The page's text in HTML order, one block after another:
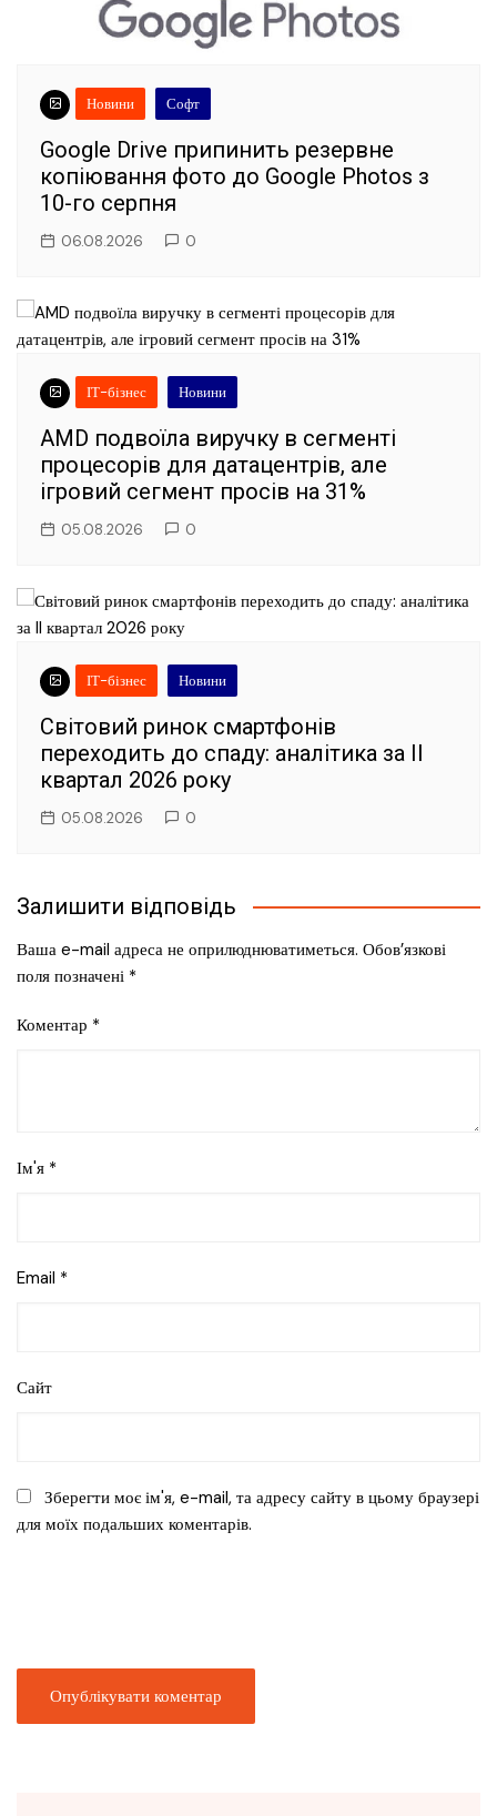
Новини Софт
Google Drive припинить резервне
копіювання фото до Google Photos з
10-го серпня
06.08.2026 0
ІТ-бізнес Новини
AMD подвоїла виручку в сегменті
процесорів для датацентрів, але
ігровий сегмент просів на 31%
05.08.2026 0
ІТ-бізнес Новини
Світовий ринок смартфонів
переходить до спаду: аналітика за II
квартал 2026 року
05.08.2026 0
Залишити відповідь
Ваша e-mail адреса не оприлюднюватиметься. Обов’язкові
поля позначені *
Коментар *
Ім'я *
Email *
Сайт
Зберегти моє ім'я, e-mail, та адресу сайту в цьому браузері
для моїх подальших коментарів.